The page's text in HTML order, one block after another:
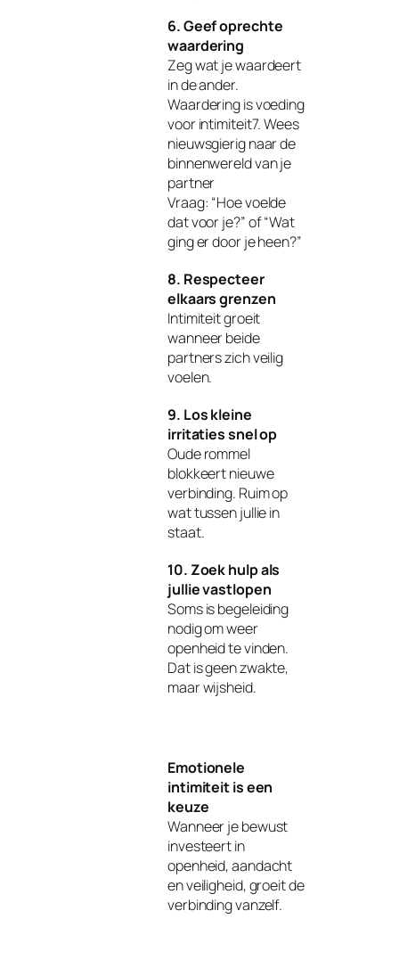
6. Geef oprechte
waardering
Zeg wat je waardeert
in de ander.
Waardering is voeding
voor intimiteit7. Wees
nieuwsgierig naar de
binnenwereld van je
partner
Vraag: “Hoe voelde
dat voor je?” of “Wat
ging er door je heen?”
8. Respecteer
elkaars grenzen
Intimiteit groeit
wanneer beide
partners zich veilig
voelen.
9. Los kleine
irritaties snel op
Oude rommel
blokkeert nieuwe
verbinding. Ruim op
wat tussen jullie in
staat.
10. Zoek hulp als
jullie vastlopen
Soms is begeleiding
nodig om weer
openheid te vinden.
Dat is geen zwakte,
maar wijsheid.
Emotionele
intimiteit is een
keuze
Wanneer je bewust
investeert in
openheid, aandacht
en veiligheid, groeit de
verbinding vanzelf.